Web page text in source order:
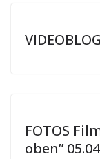
VIDEOBLOG
FOTOS
oben”